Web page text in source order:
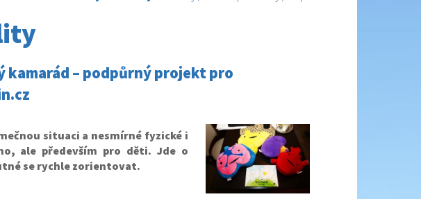
kamarád – podpůrný projekt pro
situaci a nesmírné fyzické i
ale především pro děti. Jde o
se rychle zorientovat.